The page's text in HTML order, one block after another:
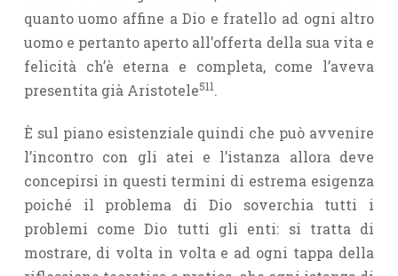
quanto uomo affine a Dio e fratello ad ogni altro
uomo e pertanto aperto all’offerta della sua vita e
felicità ch’è eterna e completa, come l’aveva
presentita già Aristotele511.
È sul piano esistenziale quindi che può avvenire
l’incontro con gli atei e l’istanza allora deve
concepirsi in questi termini di estrema esigenza
poiché il problema di Dio soverchia tutti i
problemi come Dio tutti gli enti: si tratta di
mostrare, di volta in volta e ad ogni tappa della